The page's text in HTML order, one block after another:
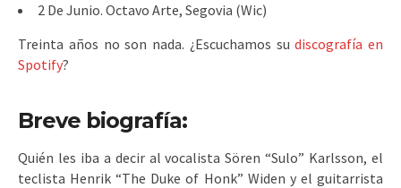
2 De Junio. Octavo Arte, Segovia (Wic)
Treinta años no son nada. ¿Escuchamos sudiscografía en
Spotify?
Breve biografía:
Quién les iba a decir al vocalista Sören “Sulo” Karlsson, el
teclista Henrik “The Duke of Honk” Widen y el guitarrista